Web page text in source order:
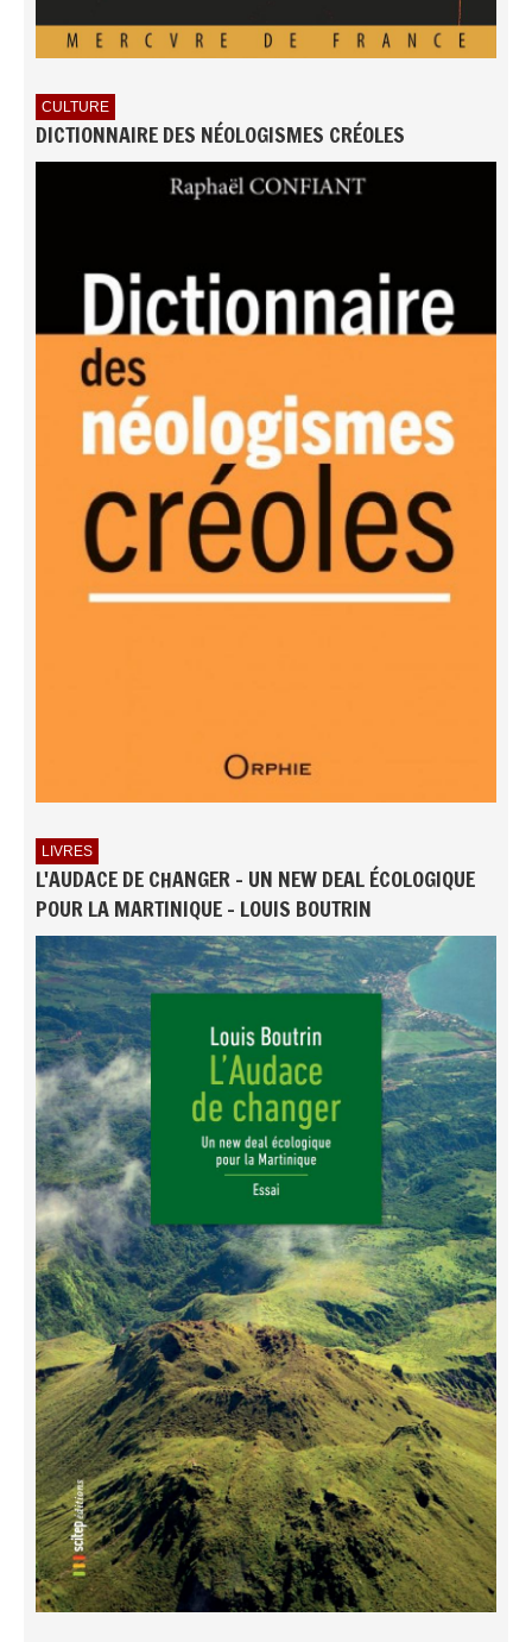
CULTURE
DICTIONNAIRE DES NÉOLOGISMES CRÉOLES
LIVRES
L'AUDACE DE CHANGER - UN NEW DEAL ÉCOLOGIQUE
POUR LA MARTINIQUE - LOUIS BOUTRIN